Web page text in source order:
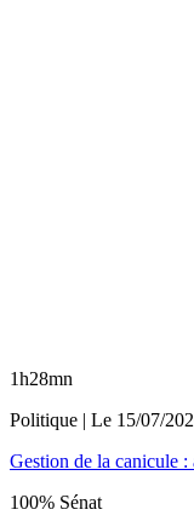
1h28mn
Politique | Le 15/07/
Gestion de la canicule
100% Sénat